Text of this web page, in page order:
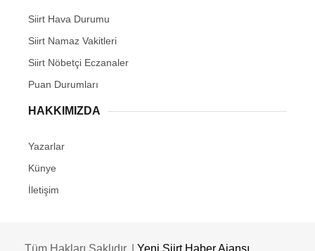
Siirt Hava Durumu
Siirt Namaz Vakitleri
Siirt Nöbetçi Eczanaler
Puan Durumları
HAKKIMIZDA
Yazarlar
Künye
İletişim